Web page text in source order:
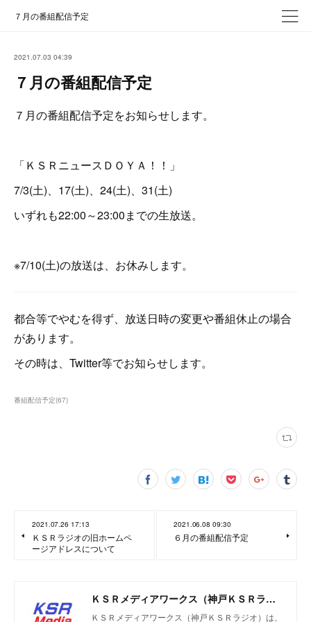
７月の番組配信予定
2021.07.03 04:39
７月の番組配信予定
７月の番組配信予定をお知らせします。
「ＫＳＲニュースＤＯＹＡ！！」
7/3(土)、17(土)、24(土)、31(土)
いずれも22:00～23:00までの生放送。
※7/10(土)の放送は、お休みします。
都合等でやむを得ず、放送日時の変更や番組休止の場合
があります。
その時は、Twitter等でお知らせします。
番組配信予定(67)
2021.07.26 17:13
ＫＳＲラジオの旧ホームペ
ージアドレスについて
2021.06.08 09:30
６月の番組配信予定
ＫＳＲメディアワークス（神戸ＫＳＲラジオ）
ＫＳＲメディアワークス（神戸ＫＳＲラジオ）は、